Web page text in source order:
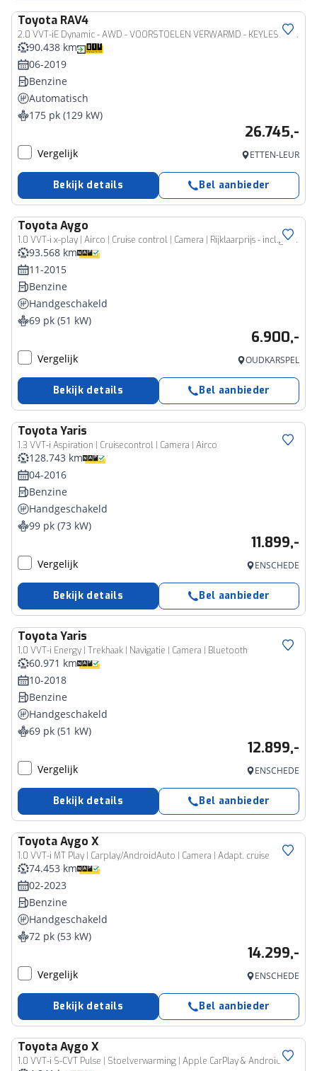
Toyota RAV4
2.0 VVT-iE Dynamic - AWD - VOORSTOELEN VERWARMD - KEYLESS START - ACHTERUITRIJCAMERA - PARKEERSENSOREN VOOR EN ACHTER - AFNEEMBARE TREKHAAK - STUURVERWARMING - CLIMATE CONTROL - CRUISE CONTROL ADAPTIEF
90.438 km
06-2019
Benzine
Automatisch
175 pk (129 kW)
26.745,-
Vergelijk ETTEN-LEUR
Bekijk details Bel aanbieder
ToyotaAygo
1.0 VVT-i x-play | Airco | Cruise control | Camera | Rijklaarprijs - incl.garantie
93.568 km
11-2015
Benzine
Handgeschakeld
69 pk (51 kW)
6.900,-
Vergelijk OUDKARSPEL
Bekijk details Bel aanbieder
ToyotaYaris
1.3 VVT-i Aspiration | Cruisecontrol | Camera | Airco
128.743 km
04-2016
Benzine
Handgeschakeld
99 pk (73 kW)
11.899,-
Vergelijk ENSCHEDE
Bekijk details Bel aanbieder
ToyotaYaris
1.0 VVT-i Energy | Trekhaak | Navigatie | Camera | Bluetooth
60.971 km
10-2018
Benzine
Handgeschakeld
69 pk (51 kW)
12.899,-
Vergelijk ENSCHEDE
Bekijk details Bel aanbieder
ToyotaAygo X
1.0 VVT-i MT Play | Carplay/AndroidAuto | Camera | Adapt. cruise
74.453 km
02-2023
Benzine
Handgeschakeld
72 pk (53 kW)
14.299,-
Vergelijk ENSCHEDE
Bekijk details Bel aanbieder
ToyotaAygo X
1.0 VVT-i S-CVT Pulse | Stoelverwarming | Apple CarPlay & Android Auto